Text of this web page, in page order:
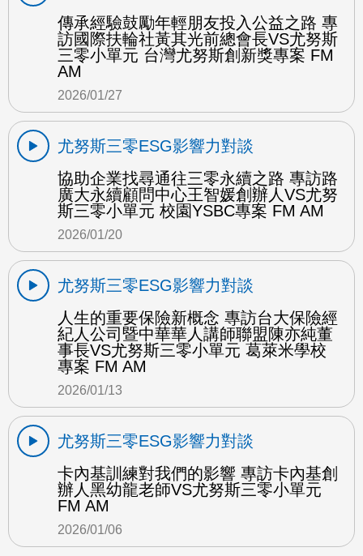
傳承經驗鼓勵年輕朋友投入公益之路 專
訪國際扶輪社黃其光前總會長VS尤努斯
三零小單元 台灣尤努斯創新獎專案 FM
AM
2026/01/27
尤努斯三零ESG影響力對談
協助企業找尋通往三零永續之路 專訪路
廣大永續顧問中心王智媛創辦人VS尤努
斯三零小單元 校園YSBC專案 FM AM
2026/01/20
尤努斯三零ESG影響力對談
人生的重要保險新概念 專訪台大保險經
紀人公司暨中華華人講師聯盟陳亦純董
事長VS尤努斯三零小單元 葛萊米學校
專案 FM AM
2026/01/13
尤努斯三零ESG影響力對談
卡內基訓練對我們的影響 專訪卡內基創
辦人黑幼龍老師VS尤努斯三零小單元
FM AM
2026/01/06